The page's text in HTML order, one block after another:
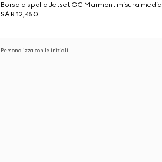
Borsa a spalla Jetset GG Marmont misura media
SAR 12,450
Personalizza con le iniziali